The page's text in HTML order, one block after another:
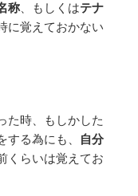
称、もしくはテナ
に覚えておかない
た時、もしかした
る為にも、
自分
くらいは覚えてお